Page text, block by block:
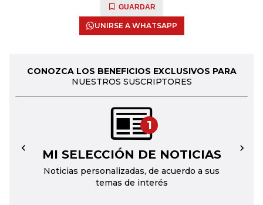
GUARDAR
UNIRSE A WHATSAPP
CONOZCA LOS BENEFICIOS EXCLUSIVOS PARA
NUESTROS SUSCRIPTORES
1
MI SELECCIÓN DE NOTICIAS
Noticias personalizadas, de acuerdo a sus
temas de interés
← →